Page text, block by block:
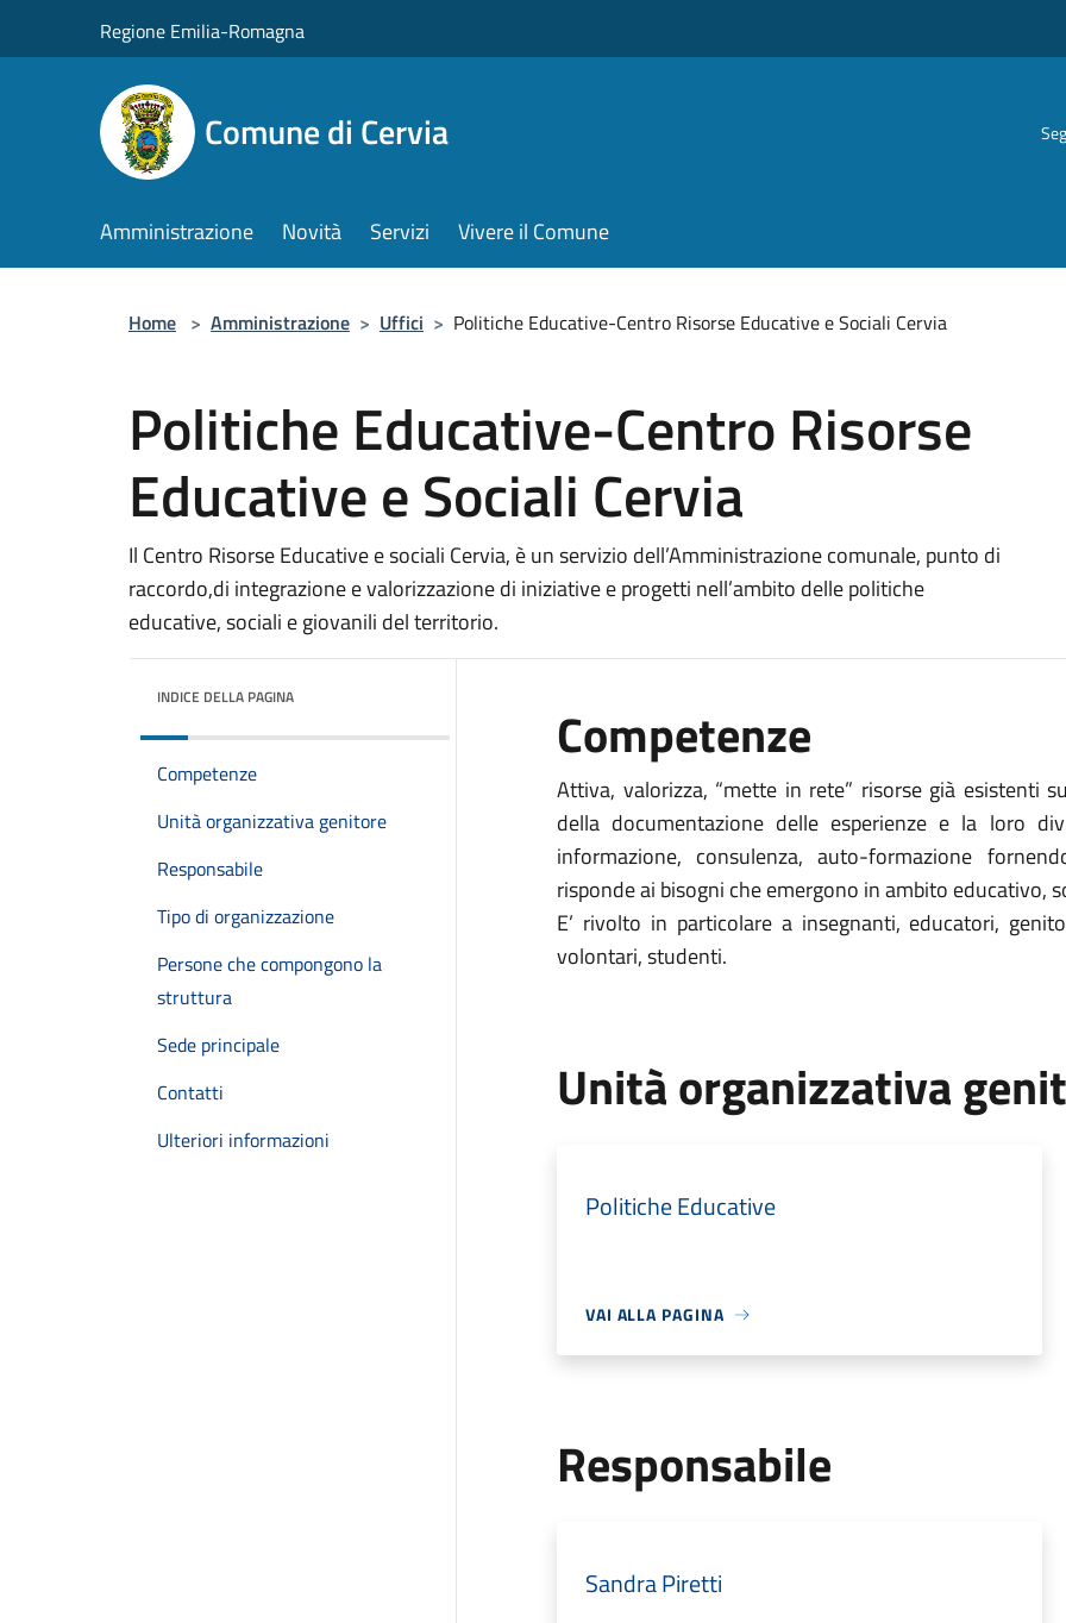
Regione Emilia-Romagna
Comune di Cervia
Amministrazione Novità Servizi Vivere il Comune
Home > Amministrazione > Uffici > Politiche Educative-Centro Risorse Educative e Sociali Cervia
Politiche Educative-Centro Risorse
Educative e Sociali Cervia
Il Centro Risorse Educative e sociali Cervia, è un servizio dell’Amministrazione comunale, punto di
raccordo,di integrazione e valorizzazione di iniziative e progetti nell’ambito delle politiche
educative, sociali e giovanili del territorio.
INDICE DELLA PAGINA
Competenze
Unità organizzativa genitore
Responsabile
Tipo di organizzazione
Persone che compongono la
struttura
Sede principale
Contatti
Ulteriori informazioni
Competenze
Attiva, valorizza, “mette in rete” risorse già esistenti
della documentazione delle esperienze e la loro
informazione, consulenza, auto-formazione
risponde ai bisogni che emergono in ambito educativo,
E’ rivolto in particolare a insegnanti, educatori,
volontari, studenti.
Unità organizzativa
Politiche Educative
VAI ALLA PAGINA
Responsabile
Sandra Piretti